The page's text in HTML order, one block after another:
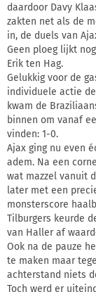
daardoor Davy
zakten net als de
in, de duels van
Geen ploeg lijkt
Erik ten Hag.
Gelukkig voor de
individuele actie
kwam de
binnen om vanaf
vinden: 1-0.
Ajax ging nu even
adem. Na een
wat mazzel vanuit
later met een
monsterscore
Tilburgers keurde
van Haller af
Ook na de pauze
te maken maar
achterstand niets
Toch werd er